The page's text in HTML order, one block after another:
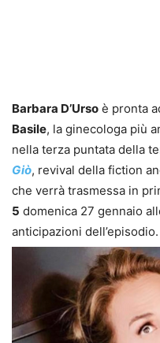
Barbara D’Urso è pronta
Basile, la ginecologa più
nella terza puntata della
Giò, revival della fiction
che verrà trasmessa in
5 domenica 27 gennaio
anticipazioni dell’episodio.